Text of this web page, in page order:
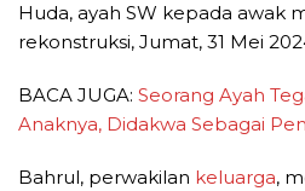
Huda, ayah SW kepada awak
rekonstruksi, Jumat, 31 Mei
BACA JUGA: Seorang Ayah
Anaknya, Didakwa Sebagai
Bahrul, perwakilan keluarga,